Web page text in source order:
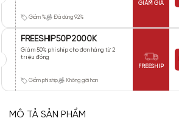
Giảm % Đã dùng 92%
GIẢM GIÁ
FREESHIP50P2000K
Giảm 50% phí ship cho đơn hàng từ 2
triệu đồng
Giảm phí ship Không giới hạn
FREESHIP
MÔ TẢ SẢN PHẨM